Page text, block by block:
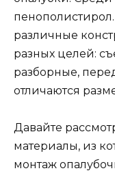
различные
разных целей:
разборные,
отличаются
Давайте
материалы, из
монтаж